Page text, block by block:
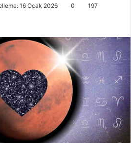
16 Ocak 2026 0 197